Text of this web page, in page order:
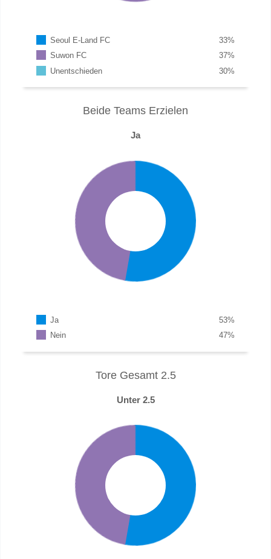
Seoul E-Land FC %
33
Suwon FC
%
37
Unentschieden
%
30
Beide Teams Erzielen
Ja
Ja %
53
Nein
%
47
Tore Gesamt 2.5
Unter 2.5